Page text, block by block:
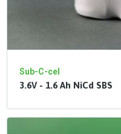
Sub-C-cel
3.6V - 1.6 Ah NiCd SBS